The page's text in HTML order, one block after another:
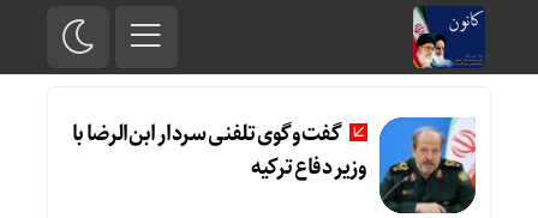
گفت‌وگوی تلفنی سردار ابن‌الرضا با
وزیر دفاع ترکیه